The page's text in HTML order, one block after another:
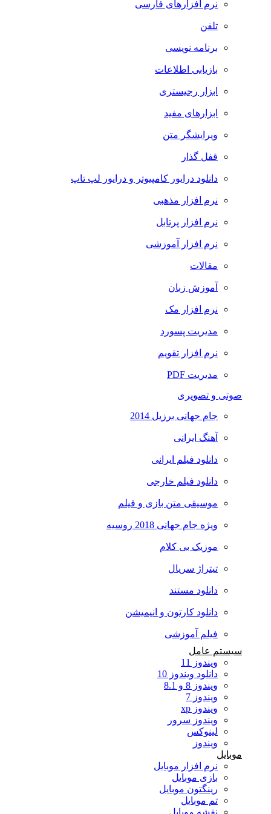
نرم افزارهای فارسی
تلفن
برنامه نویسی
بازیابی اطلاعات
ابزار رجیستری
ابزارهای مفید
ویرایشگر متن
قفل گذار
دانلود درایور کامپیوتر و درایور لپ تاپ
نرم افزار مذهبی
نرم افزار پرتابل
نرم افزار آموزشی
مقالات
آموزش زبان
نرم افزار مک
مدیریت پسورد
نرم افزار تقویم
مدیریت PDF
صوتی و تصویری
جام جهانی برزیل 2014
آهنگ ایرانی
دانلود فیلم ایرانی
دانلود فیلم خارجی
موسیقی متن بازی و فیلم
ویژه جام جهانی 2018 روسیه
موزیک بی کلام
تیتراژ سریال
دانلود مستند
دانلود کارتون و انیمیشن
فیلم آموزشی
سیستم عامل
ویندوز 11
دانلود ویندوز 10
ویندوز 8 و 8.1
ویندوز 7
ویندوز xp
ویندوز سرور
لینوکس
ویندوز
نرم افزار موبایل
بازی موبایل
رینگتون موبایل
تم موبایل
نقشه موبایل